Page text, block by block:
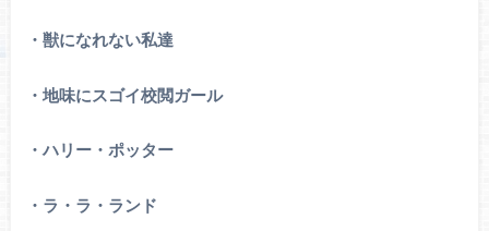
・獣になれない私達
・地味にスゴイ校閲ガール
・ハリー・ポッター
・ラ・ラ・ランド